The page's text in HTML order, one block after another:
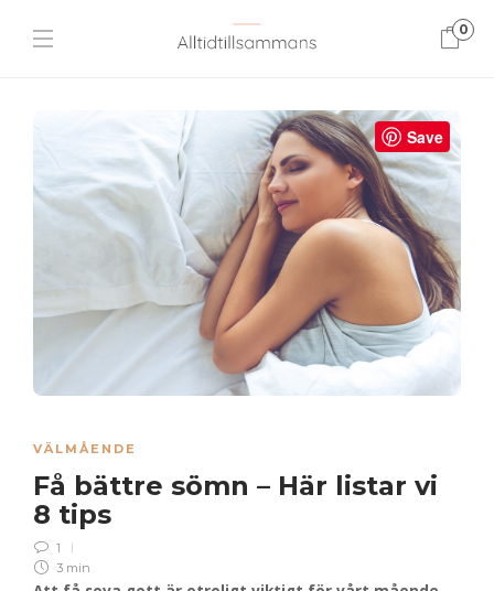
0
Save
VÄLMÅENDE
Få bättre sömn – Här listar vi
8 tips
1
3 min